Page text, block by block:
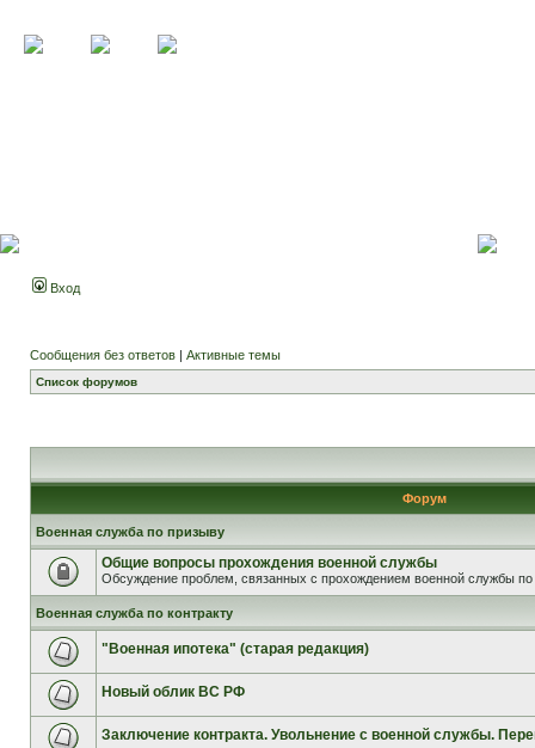
Вход
Сообщения без ответов | Активные темы
Список форумов
Форум
Военная служба по призыву
Общие вопросы прохождения военной службы
Обсуждение проблем, связанных с прохождением военной службы по
Военная служба по контракту
"Военная ипотека" (старая редакция)
Новый облик ВС РФ
Заключение контракта. Увольнение с военной службы.